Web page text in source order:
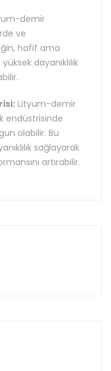
demir
ve
hafif ama
dayanıklılık
Lityum-demir
endüstrisinde
olabilir. Bu
sağlayarak
artırabilir.